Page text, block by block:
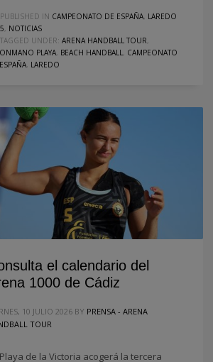
PUBLISHED IN CAMPEONATO DE ESPAÑA, LAREDO
, NOTICIAS
TAGGED UNDER: ARENA HANDBALL TOUR,
PLAYA, BEACH HANDBALL, CAMPEONATO
, LAREDO
el calendario del
1000 de Cádiz
10 JULIO 2026 BY PRENSA - ARENA
TOUR
de la Victoria acogerá la tercera